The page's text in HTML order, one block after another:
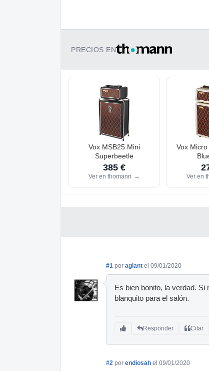
PRECIOS EN
Vox MSB25 Mini
Superbeetle
385 €
Ver en thomann →
Vox
Ver en
#1 por agiant el 09/01/2020
Es bien bonito, la verdad.
blanquito para el salón.
Responder Citar
#2 por endiosah el 09/01/2020